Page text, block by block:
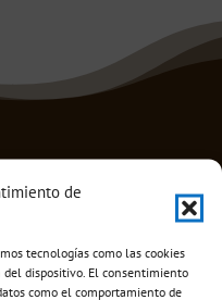
de
tecnologías como las cookies
dispositivo. El consentimiento
como el comportamiento de